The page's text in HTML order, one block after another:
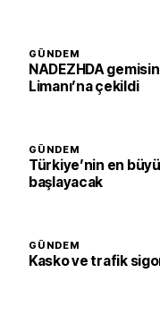
GÜNDEM
NADEZHDA
Limanı’na çekildi
GÜNDEM
Türkiye’nin en
başlayacak
GÜNDEM
Kasko ve trafik